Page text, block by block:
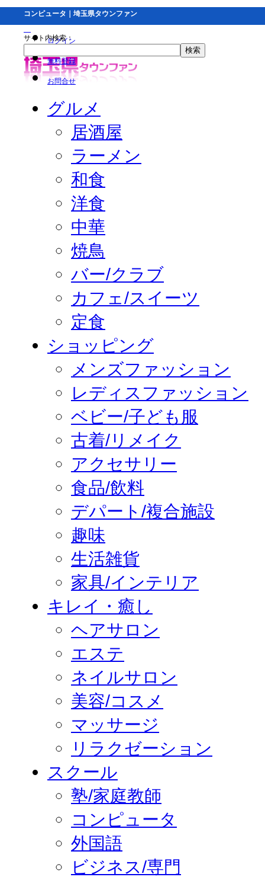
コンピュータ｜埼玉県タウンファン
ログイン
無料登録
お問合せ
サイト内検索：
グルメ
居酒屋
ラーメン
和食
洋食
中華
焼鳥
バー/クラブ
カフェ/スイーツ
定食
ショッピング
メンズファッション
レディスファッション
ベビー/子ども服
古着/リメイク
アクセサリー
食品/飲料
デパート/複合施設
趣味
生活雑貨
家具/インテリア
キレイ・癒し
ヘアサロン
エステ
ネイルサロン
美容/コスメ
マッサージ
リラクゼーション
スクール
塾/家庭教師
コンピュータ
外国語
ビジネス/専門